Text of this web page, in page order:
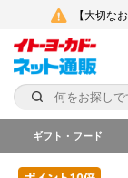
【大切な
ギフト・フード